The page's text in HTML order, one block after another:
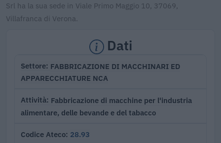
Srl ha la sua sede in Viale Primo Maggio 10, 37069,
Villafranca di Verona.
Dati
Settore FABBRICAZIONE DI MACCHINARI ED
APPARECCHIATURE NCA
Attività Fabbricazione di macchine per l'industria
alimentare, delle bevande e del tabacco
Codice Ateco 28.93